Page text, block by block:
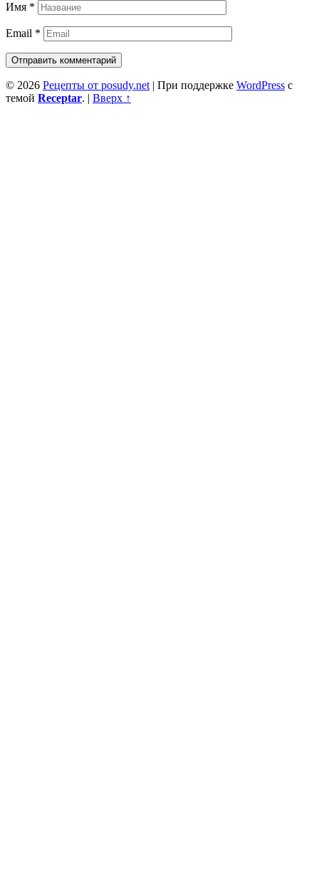
Имя *
Email *
© 2026 Рецепты от posudy.net | При поддержке WordPress с
темой Receptar. | Вверх ↑